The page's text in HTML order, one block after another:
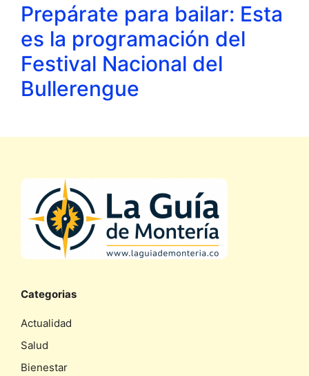
Prepárate para bailar: Esta
es la programación del
Festival Nacional del
Bullerengue
Categorias
Actualidad
Salud
Bienestar